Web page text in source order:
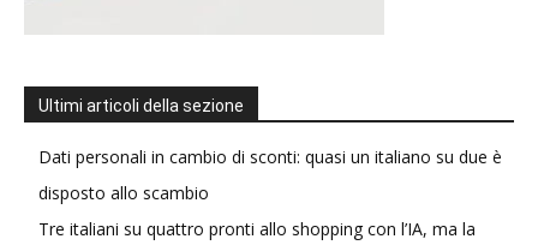
Ultimi articoli della sezione
Dati personali in cambio di sconti: quasi un italiano su due è
disposto allo scambio
Tre italiani su quattro pronti allo shopping con l’IA, ma la